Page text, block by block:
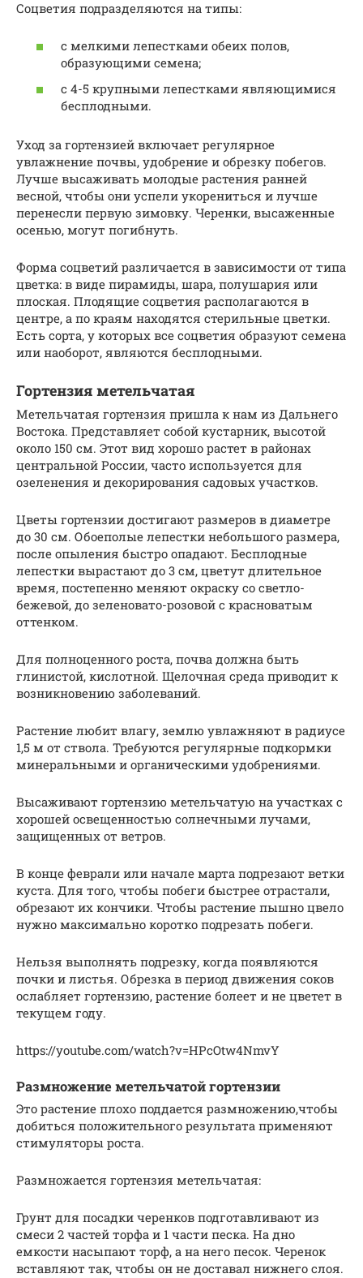
Соцветия подразделяются на типы:
с мелкими лепестками обеих полов,
образующими семена;
с 4-5 крупными лепестками являющимися
бесплодными.
Уход за гортензией включает регулярное
увлажнение почвы, удобрение и обрезку побегов.
Лучше высаживать молодые растения ранней
весной, чтобы они успели укорениться и лучше
перенесли первую зимовку. Черенки, высаженные
осенью, могут погибнуть.
Форма соцветий различается в зависимости от типа
цветка: в виде пирамиды, шара, полушария или
плоская. Плодящие соцветия располагаются в
центре, а по краям находятся стерильные цветки.
Есть сорта, у которых все соцветия образуют семена
или наоборот, являются бесплодными.
Гортензия метельчатая
Метельчатая гортензия пришла к нам из Дальнего
Востока. Представляет собой кустарник, высотой
около 150 см. Этот вид хорошо растет в районах
центральной России, часто используется для
озеленения и декорирования садовых участков.
Цветы гортензии достигают размеров в диаметре
до 30 см. Обоеполые лепестки небольшого размера,
после опыления быстро опадают. Бесплодные
лепестки вырастают до 3 см, цветут длительное
время, постепенно меняют окраску со светло-
бежевой, до зеленовато-розовой с красноватым
оттенком.
Для полноценного роста, почва должна быть
глинистой, кислотной. Щелочная среда приводит к
возникновению заболеваний.
Растение любит влагу, землю увлажняют в радиусе
1,5 м от ствола. Требуются регулярные подкормки
минеральными и органическими удобрениями.
Высаживают гортензию метельчатую на участках с
хорошей освещенностью солнечными лучами,
защищенных от ветров.
В конце феврали или начале марта подрезают ветки
куста. Для того, чтобы побеги быстрее отрастали,
обрезают их кончики. Чтобы растение пышно цвело
нужно максимально коротко подрезать побеги.
Нельзя выполнять подрезку, когда появляются
почки и листья. Обрезка в период движения соков
ослабляет гортензию, растение болеет и не цветет в
текущем году.
https://youtube.com/watch?v=HPcOtw4NmvY
Размножение метельчатой гортензии
Это растение плохо поддается размножению,чтобы
добиться положительного результата применяют
стимуляторы роста.
Размножается гортензия метельчатая:
Грунт для посадки черенков подготавливают из
смеси 2 частей торфа и 1 части песка. На дно
емкости насыпают торф, а на него песок. Черенок
вставляют так, чтобы он не доставал нижнего слоя.